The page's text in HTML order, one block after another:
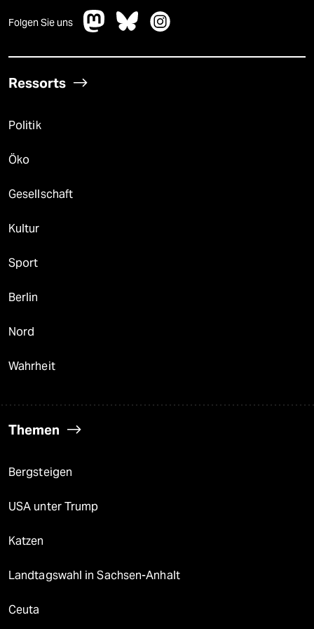
Folgen Sie uns
Ressorts
Politik
Öko
Gesellschaft
Kultur
Sport
Berlin
Nord
Wahrheit
Themen
Bergsteigen
USA unter Trump
Katzen
Landtagswahl in Sachsen-Anhalt
Ceuta